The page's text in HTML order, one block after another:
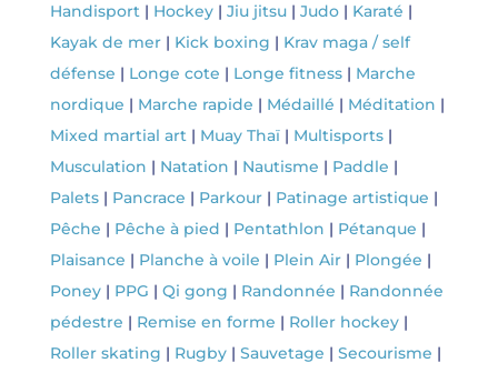
Handisport| Hockey| Jiu jitsu| Judo| Karaté |
Kayak de mer| Kick boxing | Krav maga / self
défense | Longe cote | Longe fitness| Marche
nordique | Marche rapide | Médaillé | Méditation |
Mixed martial art| Muay Thaï| Multisports|
Musculation | Natation | Nautisme | Paddle |
Palets| Pancrace | Parkour| Patinage artistique |
Pêche | Pêche à pied | Pentathlon | Pétanque |
Plaisance | Planche à voile | Plein Air| Plongée |
Poney| PPG | Qi gong | Randonnée | Randonnée
pédestre | Remise en forme | Roller hockey|
Roller skating | Rugby| Sauvetage | Secourisme |